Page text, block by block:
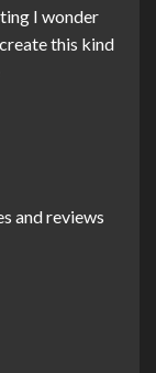
I wonder
this kind
and reviews